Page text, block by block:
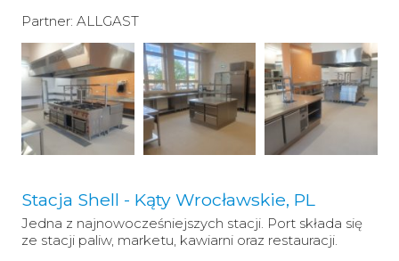
Partner: ALLGAST
Stacja Shell - Kąty Wrocławskie, PL
Jedna z najnowocześniejszych stacji. Port składa się
ze stacji paliw, marketu, kawiarni oraz restauracji.